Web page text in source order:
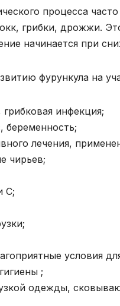
процесса
грибки, дрожжи.
начинается при
фурункула на
грибковая инфекция;
беременность;
лечения,
чирьев;
С;
условия
;
одежды,